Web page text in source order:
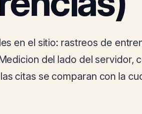
en el sitio: rastreos de
del lado del servidor,
citas se comparan con la